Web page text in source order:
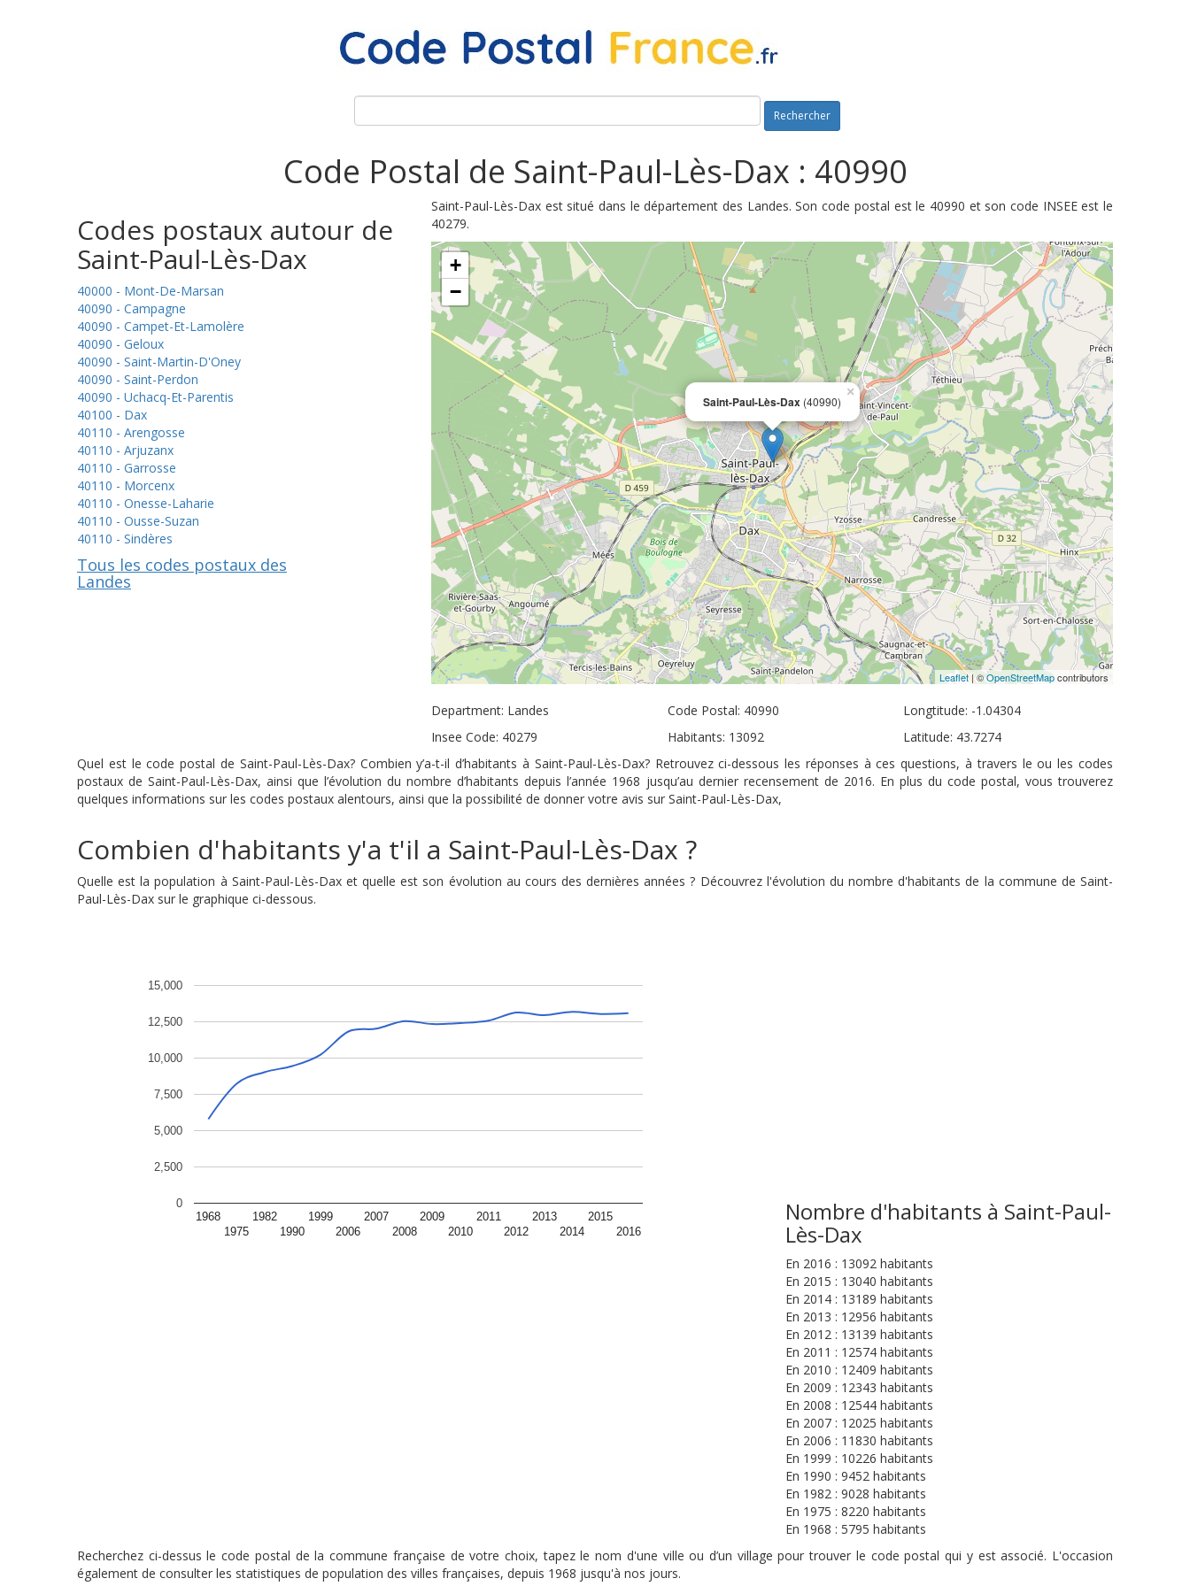
Rechercher
Code Postal de Saint-Paul-Lès-Dax : 40990
Codes postaux autour de
Saint-Paul-Lès-Dax
40000 - Mont-De-Marsan
40090 - Campagne
40090 - Campet-Et-Lamolère
40090 - Geloux
40090 - Saint-Martin-D'Oney
40090 - Saint-Perdon
40090 - Uchacq-Et-Parentis
40100 - Dax
40110 - Arengosse
40110 - Arjuzanx
40110 - Garrosse
40110 - Morcenx
40110 - Onesse-Laharie
40110 - Ousse-Suzan
40110 - Sindères
Tous les codes postaux des
Landes
Saint-Paul-Lès-Dax est situé dans le département des Landes. Son code postal est le 40990 et son code INSEE est le
40279.
Saint-Paul-Lès-Dax (40990)
×
+
−
Leaflet| ©OpenStreetMapcontributors
Department: Landes
Insee Code: 40279
Code Postal: 40990
Habitants: 13092
Longtitude: -1.04304
Latitude: 43.7274
Quel est le code postal de Saint-Paul-Lès-Dax? Combien y’a-t-il d’habitants à Saint-Paul-Lès-Dax? Retrouvez ci-dessous les réponses à ces questions, à travers le ou les codes
postaux de Saint-Paul-Lès-Dax, ainsi que l’évolution du nombre d’habitants depuis l’année 1968 jusqu’au dernier recensement de 2016. En plus du code postal, vous trouverez
quelques informations sur les codes postaux alentours, ainsi que la possibilité de donner votre avis sur Saint-Paul-Lès-Dax,
Combien d'habitants y'a t'il a Saint-Paul-Lès-Dax ?
Quelle est la population à Saint-Paul-Lès-Dax et quelle est son évolution au cours des dernières années ? Découvrez l'évolution du nombre d'habitants de la commune de Saint-
Paul-Lès-Dax sur le graphique ci-dessous.
1968
1975
1982
1990
1999
2006
2007
2008
2009
2010
2011
2012
2013
2014
2015
2016
0
2,500
5,000
7,500
10,000
12,500
15,000
Nombre d'habitants à Saint-Paul-
Lès-Dax
En 2016 : 13092 habitants
En 2015 : 13040 habitants
En 2014 : 13189 habitants
En 2013 : 12956 habitants
En 2012 : 13139 habitants
En 2011 : 12574 habitants
En 2010 : 12409 habitants
En 2009 : 12343 habitants
En 2008 : 12544 habitants
En 2007 : 12025 habitants
En 2006 : 11830 habitants
En 1999 : 10226 habitants
En 1990 : 9452 habitants
En 1982 : 9028 habitants
En 1975 : 8220 habitants
En 1968 : 5795 habitants
Recherchez ci-dessus le code postal de la commune française de votre choix, tapez le nom d'une ville ou d’un village pour trouver le code postal qui y est associé. L'occasion
également de consulter les statistiques de population des villes françaises, depuis 1968 jusqu'à nos jours.